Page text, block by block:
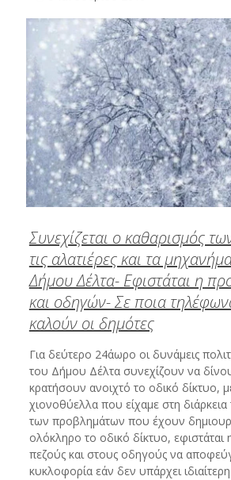
Συνεχίζεται ο καθαρισμός
τις αλατιέρες και τα
Δήμου Δέλτα- Εφιστάται η
και οδηγών- Σε ποια
καλούν οι δημότες
Για δεύτερο 24άωρο οι δυνάμεις
του Δήμου Δέλτα συνεχίζουν να
κρατήσουν ανοιχτό το οδικό δίκτυο,
χιονοθύελλα που είχαμε στη
των προβλημάτων που έχουν
ολόκληρο το οδικό δίκτυο,
πεζούς και στους οδηγούς να
κυκλοφορία εάν δεν υπάρχει